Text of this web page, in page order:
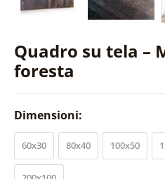
Quadro su tela –
foresta
Dimensioni:
60x30 80x40 100x50